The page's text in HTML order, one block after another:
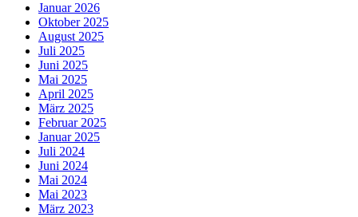
Januar 2026
Oktober 2025
August 2025
Juli 2025
Juni 2025
Mai 2025
April 2025
März 2025
Februar 2025
Januar 2025
Juli 2024
Juni 2024
Mai 2024
Mai 2023
März 2023